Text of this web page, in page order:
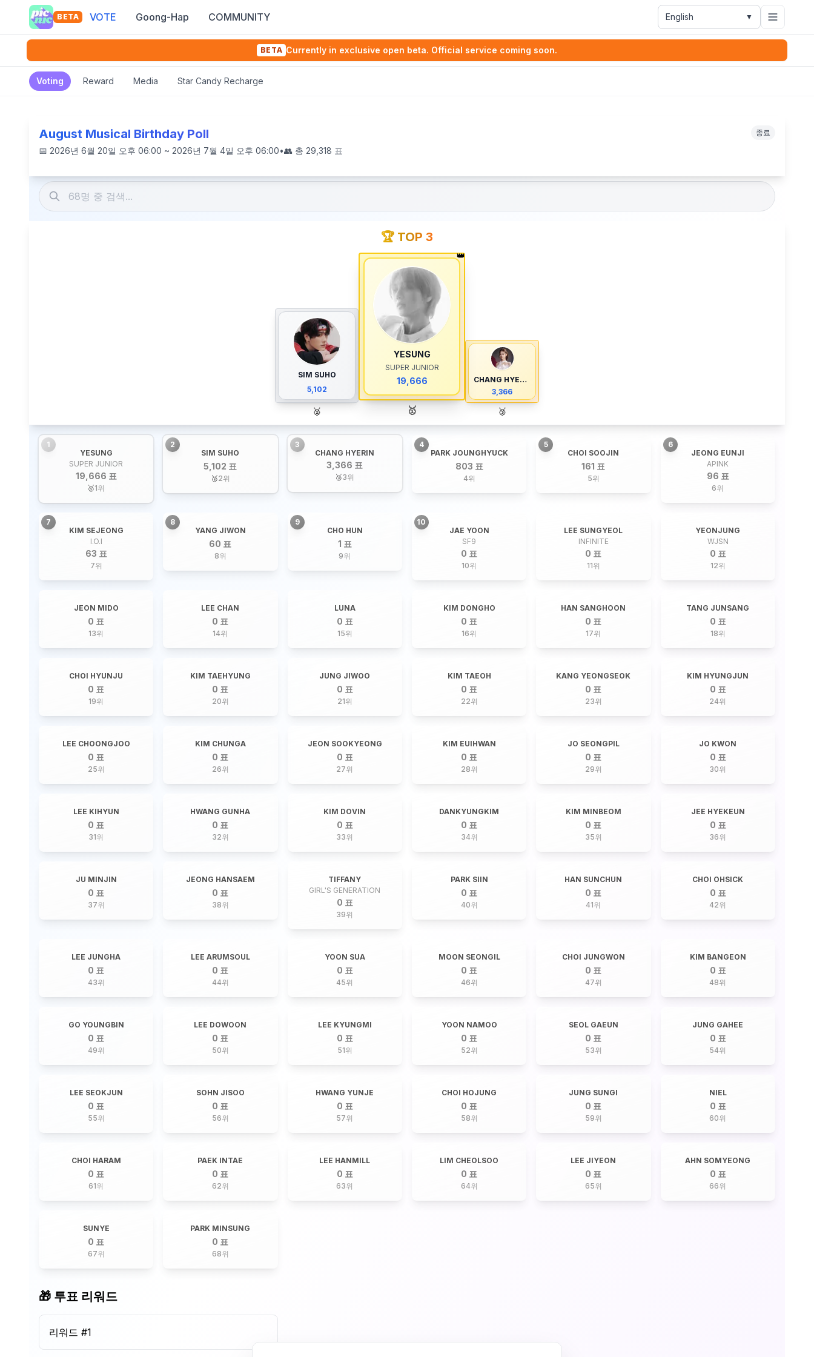
BETA VOTE Goong-Hap COMMUNITY English ▼
BETA Currently in exclusive open beta. Official service coming soon.
Voting Reward Media Star Candy Recharge
August Musical Birthday Poll 종료
📅 2026년 6월 20일 오후 06:00 ~ 2026년 7월 4일 오후 06:00•👥 총 29,318 표
🏆 TOP 3
SIM SUHO
5,102
🥈
👑
YESUNG
SUPER JUNIOR
19,666
🥇
CHANG HYERIN
3,366
🥉
1
YESUNG
SUPER JUNIOR
19,666 표
🥇1위
2
SIM SUHO
5,102 표
🥈2위
3
CHANG HYERIN
3,366 표
🥉3위
4
PARK JOUNGHYUCK
803 표
4위
5
CHOI SOOJIN
161 표
5위
6
JEONG EUNJI
APINK
96 표
6위
7
KIM SEJEONG
I.O.I
63 표
7위
8
YANG JIWON
60 표
8위
9
CHO HUN
1 표
9위
10
JAE YOON
SF9
0 표
10위
LEE SUNGYEOL
INFINITE
0 표
11위
YEONJUNG
WJSN
0 표
12위
JEON MIDO
0 표
13위
LEE CHAN
0 표
14위
LUNA
0 표
15위
KIM DONGHO
0 표
16위
HAN SANGHOON
0 표
17위
TANG JUNSANG
0 표
18위
CHOI HYUNJU
0 표
19위
KIM TAEHYUNG
0 표
20위
JUNG JIWOO
0 표
21위
KIM TAEOH
0 표
22위
KANG YEONGSEOK
0 표
23위
KIM HYUNGJUN
0 표
24위
LEE CHOONGJOO
0 표
25위
KIM CHUNGA
0 표
26위
JEON SOOKYEONG
0 표
27위
KIM EUIHWAN
0 표
28위
JO SEONGPIL
0 표
29위
JO KWON
0 표
30위
LEE KIHYUN
0 표
31위
HWANG GUNHA
0 표
32위
KIM DOVIN
0 표
33위
DANKYUNGKIM
0 표
34위
KIM MINBEOM
0 표
35위
JEE HYEKEUN
0 표
36위
JU MINJIN
0 표
37위
JEONG HANSAEM
0 표
38위
TIFFANY
GIRL'S GENERATION
0 표
39위
PARK SIIN
0 표
40위
HAN SUNCHUN
0 표
41위
CHOI OHSICK
0 표
42위
LEE JUNGHA
0 표
43위
LEE ARUMSOUL
0 표
44위
YOON SUA
0 표
45위
MOON SEONGIL
0 표
46위
CHOI JUNGWON
0 표
47위
KIM BANGEON
0 표
48위
GO YOUNGBIN
0 표
49위
LEE DOWOON
0 표
50위
LEE KYUNGMI
0 표
51위
YOON NAMOO
0 표
52위
SEOL GAEUN
0 표
53위
JUNG GAHEE
0 표
54위
LEE SEOKJUN
0 표
55위
SOHN JISOO
0 표
56위
HWANG YUNJE
0 표
57위
CHOI HOJUNG
0 표
58위
JUNG SUNGI
0 표
59위
NIEL
0 표
60위
CHOI HARAM
0 표
61위
PAEK INTAE
0 표
62위
LEE HANMILL
0 표
63위
LIM CHEOLSOO
0 표
64위
LEE JIYEON
0 표
65위
AHN SOMYEONG
0 표
66위
SUNYE
0 표
67위
PARK MINSUNG
0 표
68위
🎁 투표 리워드
리워드 #1